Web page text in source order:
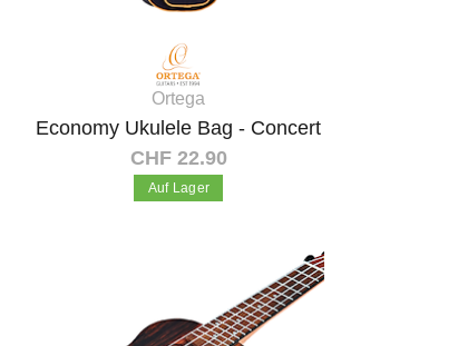
Ortega
Economy Ukulele Bag - Concert
CHF 22.90
Auf Lager